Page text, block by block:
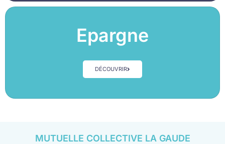
Epargne
DÉCOUVRIR
MUTUELLE COLLECTIVE LA GAUDE